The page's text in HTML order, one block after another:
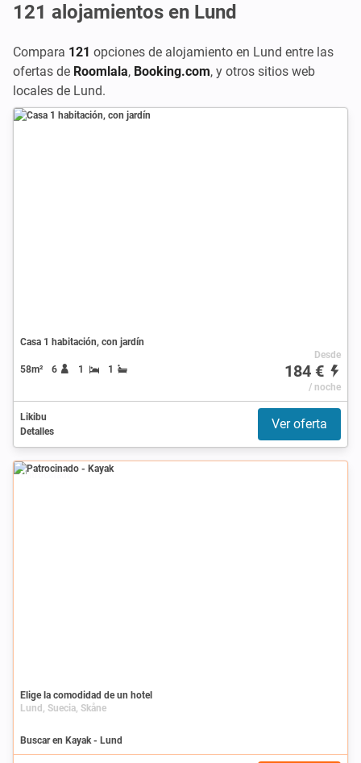
121 alojamientos en Lund
Compara 121 opciones de alojamiento en Lund entre las
ofertas de Roomlala, Booking.com, y otros sitios web
locales de Lund.
Casa 1 habitación, con jardín
58m² 6 1 1
Desde
184 €
/ noche
Likibu
Detalles
Ver oferta
Patrocinado
Elige la comodidad de un hotel
Lund, Suecia, Skåne
Buscar en Kayak - Lund